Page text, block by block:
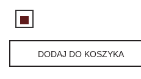
DODAJ DO KOSZYKA